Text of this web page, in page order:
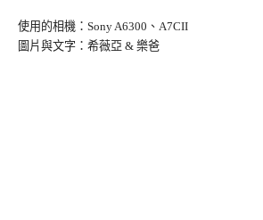
使用的相機：Sony A6300、A7CII
圖片與文字：希薇亞 & 樂爸